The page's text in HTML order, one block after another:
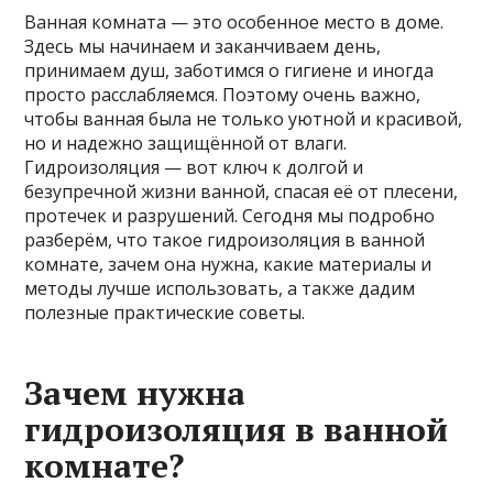
Ванная комната — это особенное место в доме.
Здесь мы начинаем и заканчиваем день,
принимаем душ, заботимся о гигиене и иногда
просто расслабляемся. Поэтому очень важно,
чтобы ванная была не только уютной и красивой,
но и надежно защищённой от влаги.
Гидроизоляция — вот ключ к долгой и
безупречной жизни ванной, спасая её от плесени,
протечек и разрушений. Сегодня мы подробно
разберём, что такое гидроизоляция в ванной
комнате, зачем она нужна, какие материалы и
методы лучше использовать, а также дадим
полезные практические советы.
Зачем нужна
гидроизоляция в ванной
комнате?